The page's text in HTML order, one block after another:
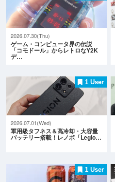
2026.07.30(Thu)
ゲーム・コンピュータ界の伝説
「コモドール」からレトロなY2K
デ…
1 User
2026.07.01(Wed)
軍用級タフネス＆高冷却・大容量
バッテリー搭載！レノボ「Legio…
1 User